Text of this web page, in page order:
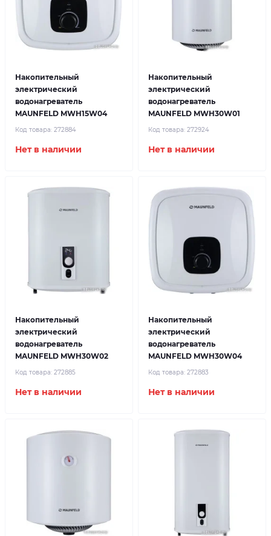
Накопительный
электрический
водонагреватель
MAUNFELD MWH15W04
Код товара: 272884
Нет в наличии
Накопительный
электрический
водонагреватель
MAUNFELD MWH30W01
Код товара: 272924
Нет в наличии
Накопительный
электрический
водонагреватель
MAUNFELD MWH30W02
Код товара: 272885
Нет в наличии
Накопительный
электрический
водонагреватель
MAUNFELD MWH30W04
Код товара: 272883
Нет в наличии